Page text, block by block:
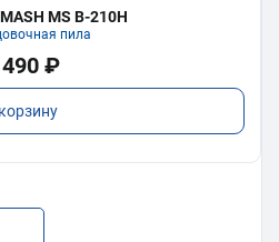
MS B-210H
пила
₽